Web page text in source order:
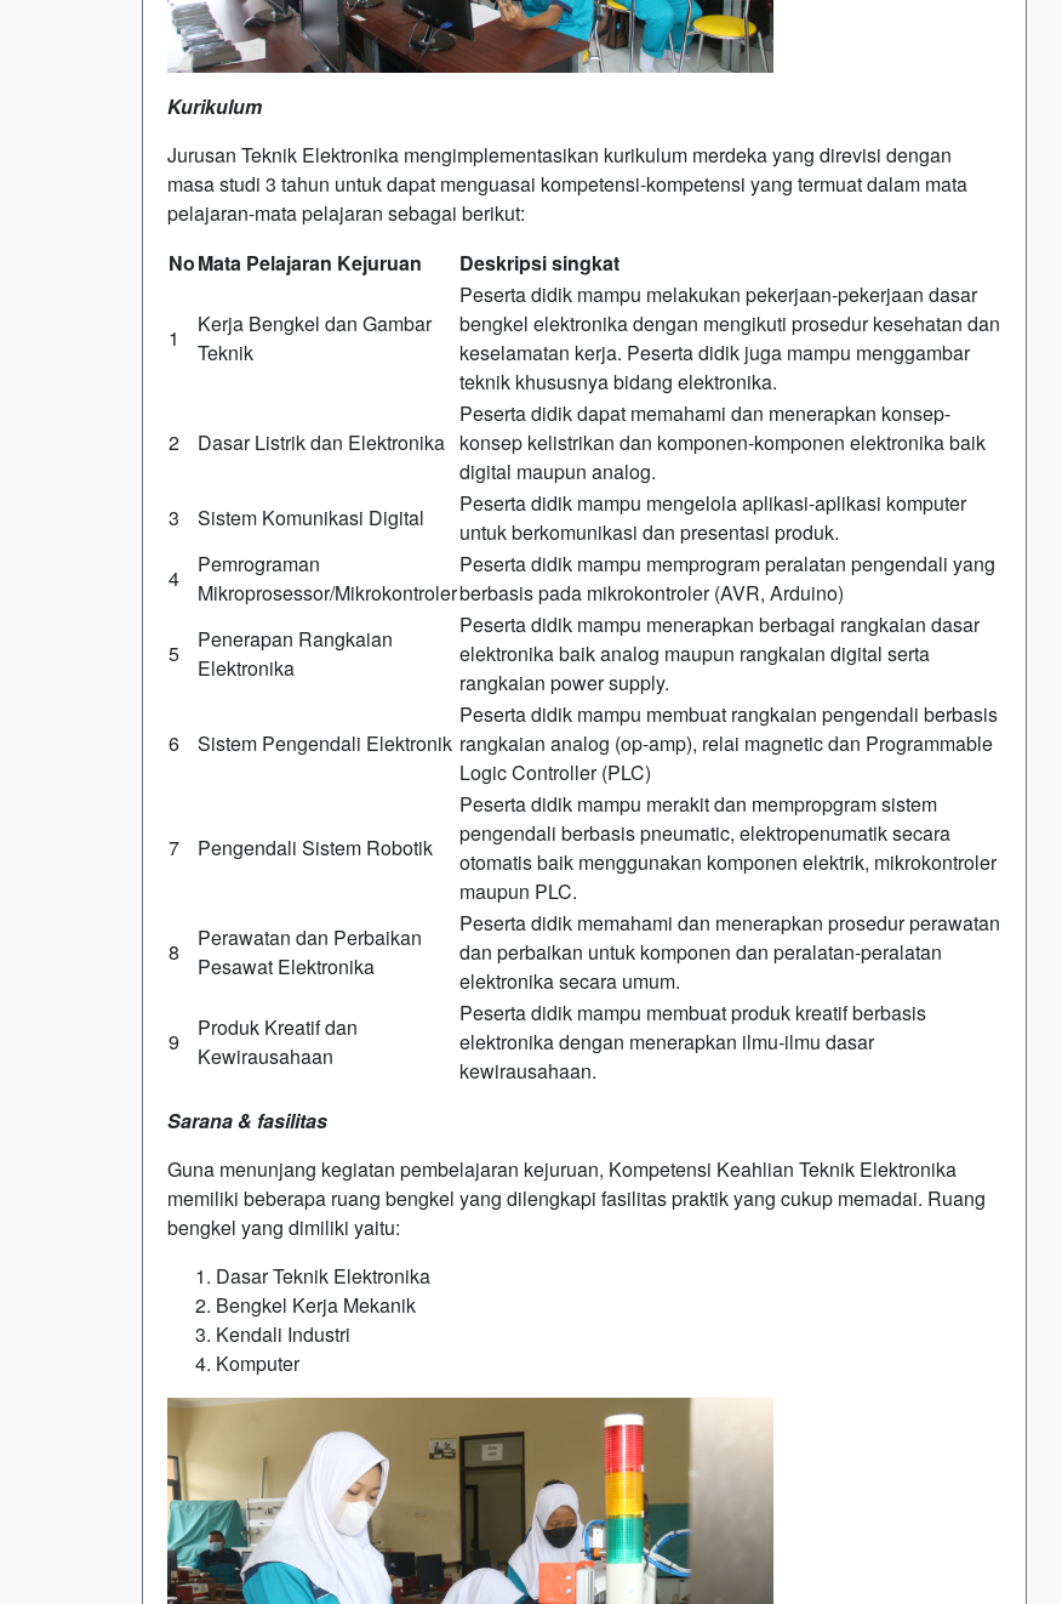
Kurikulum
Jurusan Teknik Elektronika mengimplementasikan kurikulum merdeka yang direvisi dengan
masa studi 3 tahun untuk dapat menguasai kompetensi-kompetensi yang termuat dalam mata
pelajaran-mata pelajaran sebagai berikut:
NoMata Pelajaran Kejuruan Deskripsi singkat
1
Kerja Bengkel dan Gambar
Teknik
Peserta didik mampu melakukan pekerjaan-pekerjaan dasar
bengkel elektronika dengan mengikuti prosedur kesehatan dan
keselamatan kerja. Peserta didik juga mampu menggambar
teknik khususnya bidang elektronika.
2 Dasar Listrik dan Elektronika
Peserta didik dapat memahami dan menerapkan konsep-
konsep kelistrikan dan komponen-komponen elektronika baik
digital maupun analog.
3
Sistem Komunikasi Digital
Peserta didik mampu mengelola aplikasi-aplikasi komputer
untuk berkomunikasi dan presentasi produk.
4
Pemrograman
Mikroprosessor/Mikrokontroler
Peserta didik mampu memprogram peralatan pengendali yang
berbasis pada mikrokontroler (AVR, Arduino)
5
Penerapan Rangkaian
Elektronika
Peserta didik mampu menerapkan berbagai rangkaian dasar
elektronika baik analog maupun rangkaian digital serta
rangkaian power supply.
6 Sistem Pengendali Elektronik
Peserta didik mampu membuat rangkaian pengendali berbasis
rangkaian analog (op-amp), relai magnetic dan Programmable
Logic Controller (PLC)
7 Pengendali Sistem Robotik
Peserta didik mampu merakit dan mempropgram sistem
pengendali berbasis pneumatic, elektropenumatik secara
otomatis baik menggunakan komponen elektrik, mikrokontroler
maupun PLC.
8
Perawatan dan Perbaikan
Pesawat Elektronika
Peserta didik memahami dan menerapkan prosedur perawatan
dan perbaikan untuk komponen dan peralatan-peralatan
elektronika secara umum.
9
Produk Kreatif dan
Kewirausahaan
Peserta didik mampu membuat produk kreatif berbasis
elektronika dengan menerapkan ilmu-ilmu dasar
kewirausahaan.
Sarana & fasilitas
Guna menunjang kegiatan pembelajaran kejuruan, Kompetensi Keahlian Teknik Elektronika
memiliki beberapa ruang bengkel yang dilengkapi fasilitas praktik yang cukup memadai. Ruang
bengkel yang dimiliki yaitu:
Dasar Teknik Elektronika
Bengkel Kerja Mekanik
Kendali Industri
Komputer